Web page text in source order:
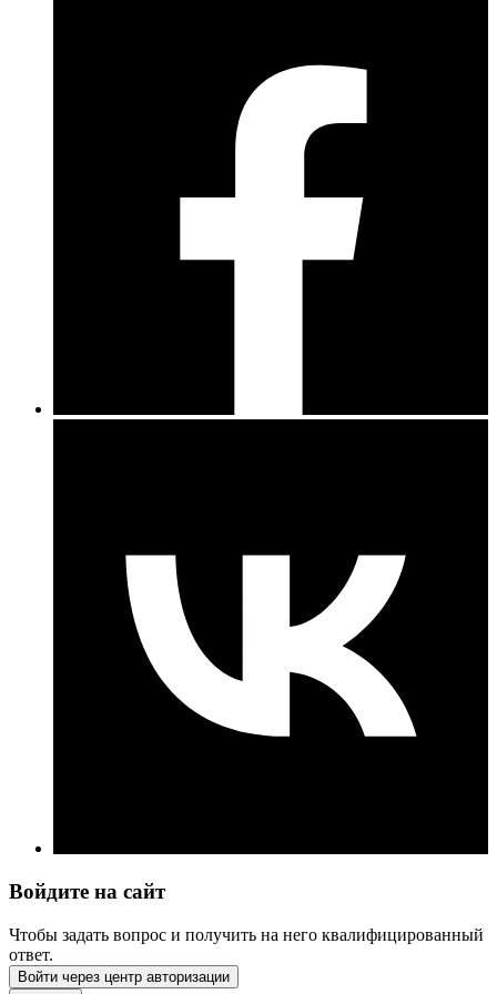
Войдите на сайт
Чтобы задать вопрос и получить на него квалифицированный
ответ.
Войти через центр авторизации